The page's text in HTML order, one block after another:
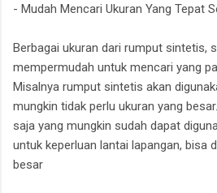
- Mudah Mencari Ukuran Yang Tepat
Berbagai ukuran dari rumput sintetis,
mempermudah untuk mencari yang
Misalnya rumput sintetis akan
mungkin tidak perlu ukuran yang
saja yang mungkin sudah dapat
untuk keperluan lantai lapangan, bisa
besar